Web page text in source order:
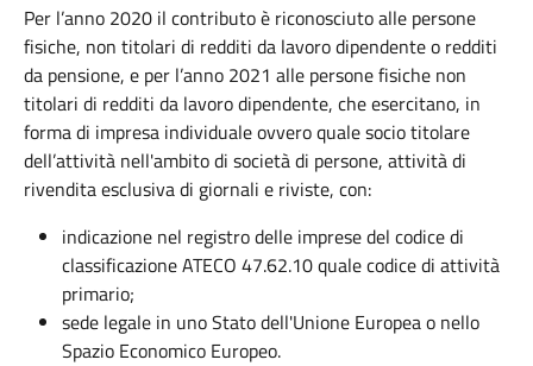
Per l’anno 2020 il contributo è riconosciuto alle persone
fisiche, non titolari di redditi da lavoro dipendente o redditi
da pensione, e per l’anno 2021 alle persone fisiche non
titolari di redditi da lavoro dipendente, che esercitano, in
forma di impresa individuale ovvero quale socio titolare
dell’attività nell'ambito di società di persone, attività di
rivendita esclusiva di giornali e riviste, con:
indicazione nel registro delle imprese del codice di
classificazione ATECO 47.62.10 quale codice di attività
primario;
sede legale in uno Stato dell'Unione Europea o nello
Spazio Economico Europeo.